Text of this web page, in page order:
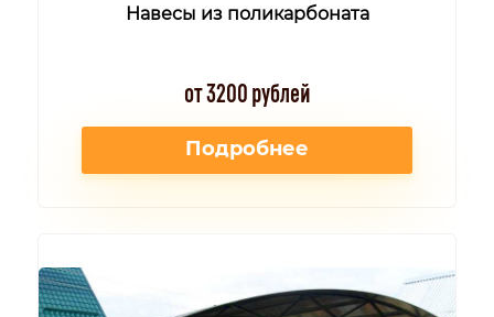
Навесы из поликарбоната
от 3200 рублей
Подробнее